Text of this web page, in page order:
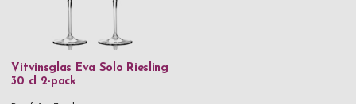
Vitvinsglas Eva Solo Riesling
30 cl 2-pack